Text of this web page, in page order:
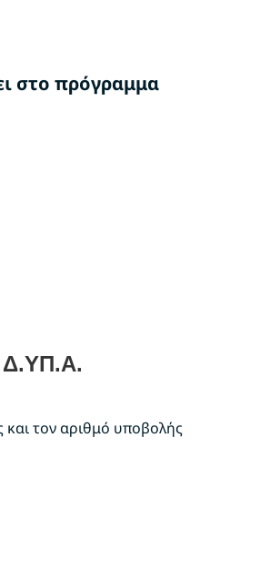
στο πρόγραμμα
Δ.ΥΠ.Α.
και τον αριθμό υποβολής